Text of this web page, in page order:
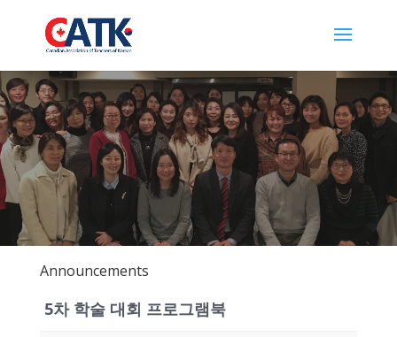
Announcements
5차 학술 대회 프로그램북